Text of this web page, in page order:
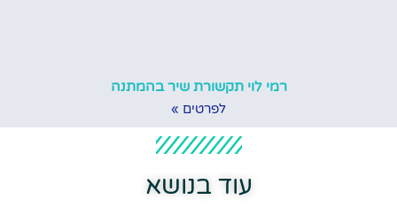
רמי לוי תקשורת שיר בהמתנה
לפרטים »
עוד בנושא